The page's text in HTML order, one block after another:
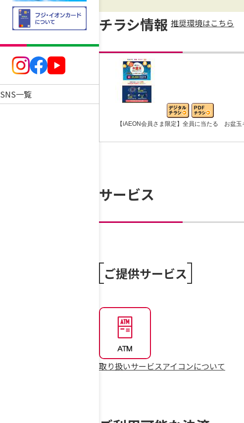
SNS一覧
チラシ情報 推奨環境はこちら
【iAEON会員さま限定】全員に当たる お盆玉
サービス
ご提供サービス
取り扱いサービスアイコンについて